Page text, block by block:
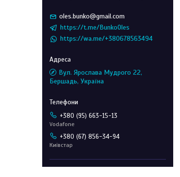
oles.bunko@gmail.com
https://t.me/BunkoOles
https://wa.me/+380678563494
Вул. Ярослава Мудрого 22,
Бершадь, Україна
+380 (95) 663-15-13
Vodafone
+380 (67) 856-34-94
Київстар